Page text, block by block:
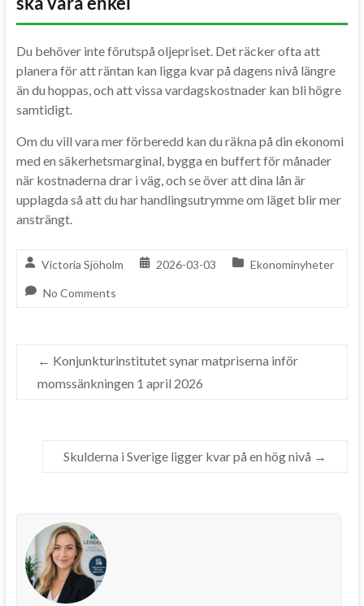
Du behöver inte förutspå oljepriset. Det räcker ofta att
planera för att räntan kan ligga kvar på dagens nivå längre
än du hoppas, och att vissa vardagskostnader kan bli högre
samtidigt.
Om du vill vara mer förberedd kan du räkna på din ekonomi
med en säkerhetsmarginal, bygga en buffert för månader
när kostnaderna drar i väg, och se över att dina lån är
upplagda så att du har handlingsutrymme om läget blir mer
ansträngt.
Victoria Sjöholm 2026-03-03 Ekonominyheter
No Comments
← Konjunkturinstitutet synar matpriserna inför
momssänkningen 1 april 2026
Skulderna i Sverige ligger kvar på en hög nivå →